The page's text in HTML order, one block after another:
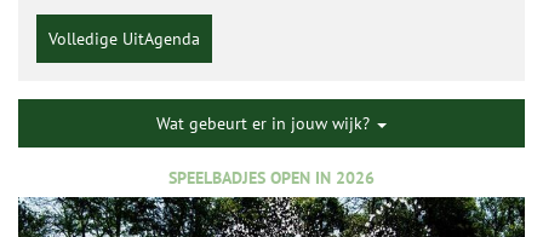
Volledige UitAgenda
Wat gebeurt er in jouw wijk?
SPEELBADJES OPEN IN 2026